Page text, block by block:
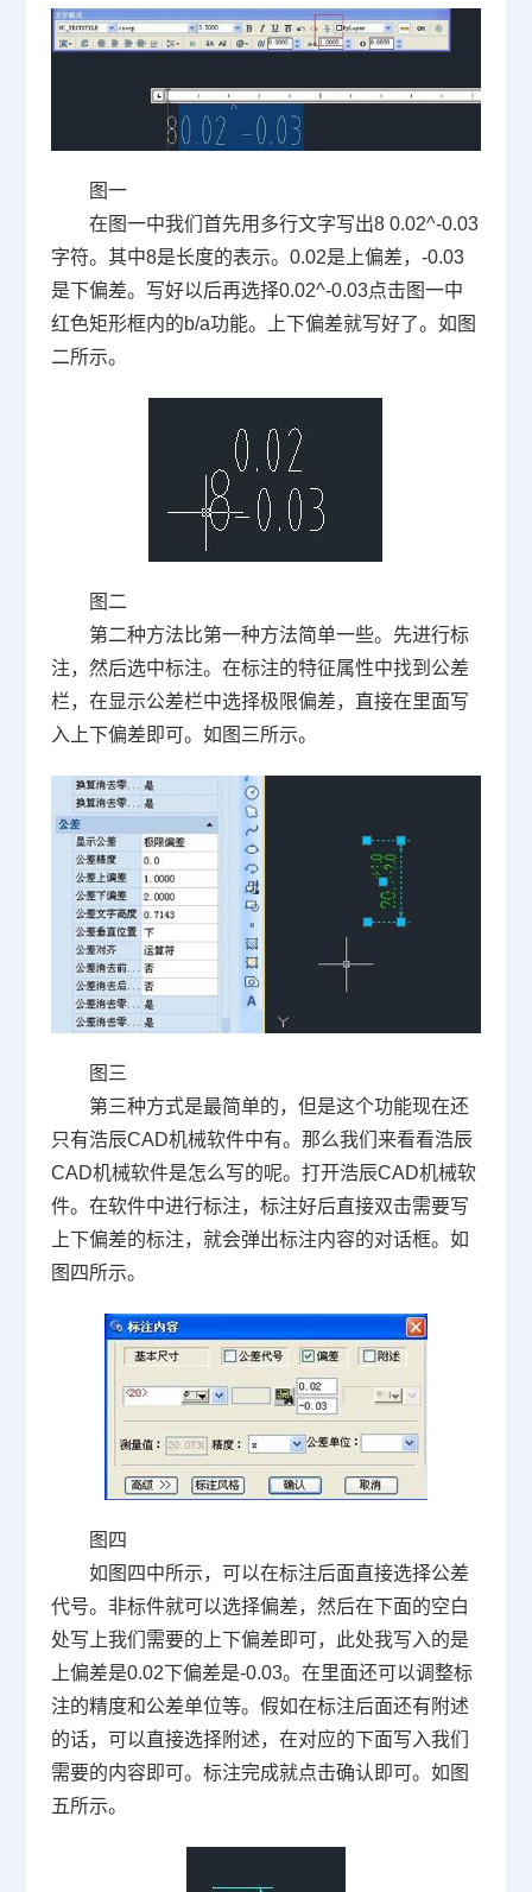
图一
在图一中我们首先用多行文字写出8 0.02^-0.03
字符。其中8是长度的表示。 0.02是上偏差， -0.03
是下偏差。写好以后再选择0.02^-0.03点击图一中
红色矩形框内的b/a功能。上下偏差就写好了。如图
二所示。
图二
第二种方法比第一种方法简单一些。先进行标
注，然后选中标注。在标注的特征属性中找到公差
栏，在显示公差栏中选择极限偏差，直接在里面写
入上下偏差即可。如图三所示。
图三
第三种方式是最简单的，但是这个功能现在还
只有浩辰CAD机械软件中有。那么我们来看看浩辰
CAD机械软件是怎么写的呢。打开浩辰CAD机械软
件。在软件中进行标注，标注好后直接双击需要写
上下偏差的标注，就会弹出标注内容的对话框。如
图四所示。
图四
如图四中所示，可以在标注后面直接选择公差
代号。非标件就可以选择偏差，然后在下面的空白
处写上我们需要的上下偏差即可，此处我写入的是
上偏差是0.02下偏差是-0.03。在里面还可以调整标
注的精度和公差单位等。假如在标注后面还有附述
的话，可以直接选择附述，在对应的下面写入我们
需要的内容即可。标注完成就点击确认即可。如图
五所示。